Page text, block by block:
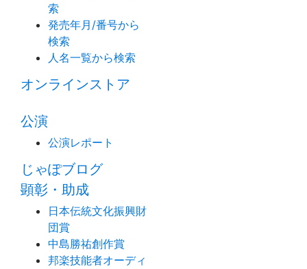
索
発売年月/番号から
検索
人名一覧から検索
オンラインストア
公演
公演レポート
じゃぽブログ
顕彰・助成
日本伝統文化振興財
団賞
中島勝祐創作賞
邦楽技能者オーディ